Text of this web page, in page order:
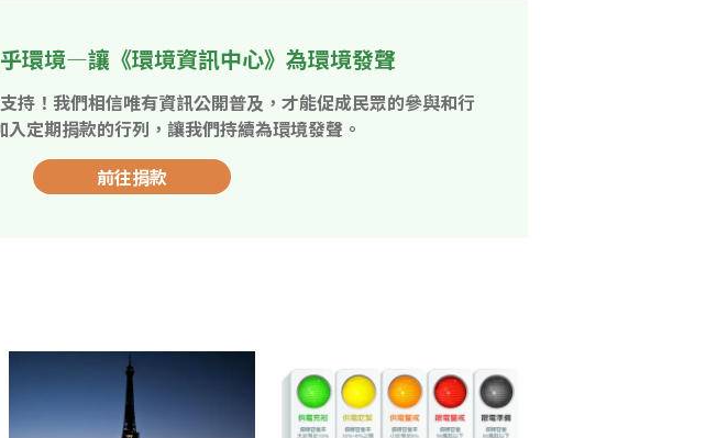
環境—讓《環境資訊中心》為環境發聲
持！我們相信唯有資訊公開普及，才能促成民眾的參與和行
入定期捐款的行列，讓我們持續為環境發聲。
前往捐款